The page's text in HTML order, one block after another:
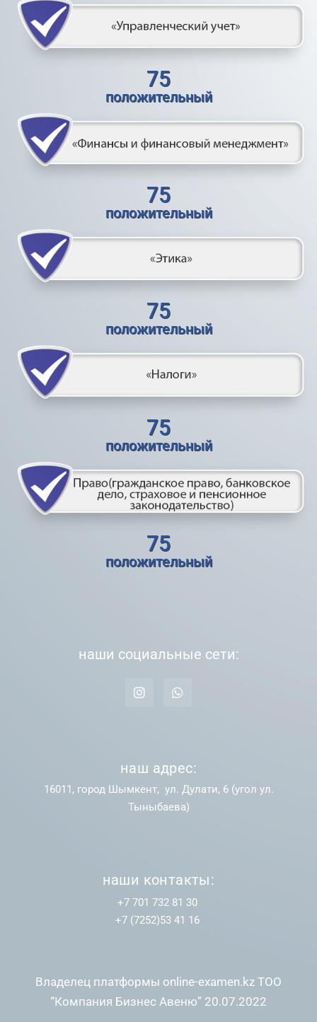
75
положительный
75
положительный
75
положительный
75
положительный
75
положительный
наши социальные сети:
наш адрес:
16011, город Шымкент, ул. Дулати, 6 (угол ул.
Тыныбаева)
наши контакты:
+7 701 732 81 30
+7 (7252)53 41 16
Владелец платформы online-examen.kz ТОО
“Компания Бизнес Авеню” 20.07.2022